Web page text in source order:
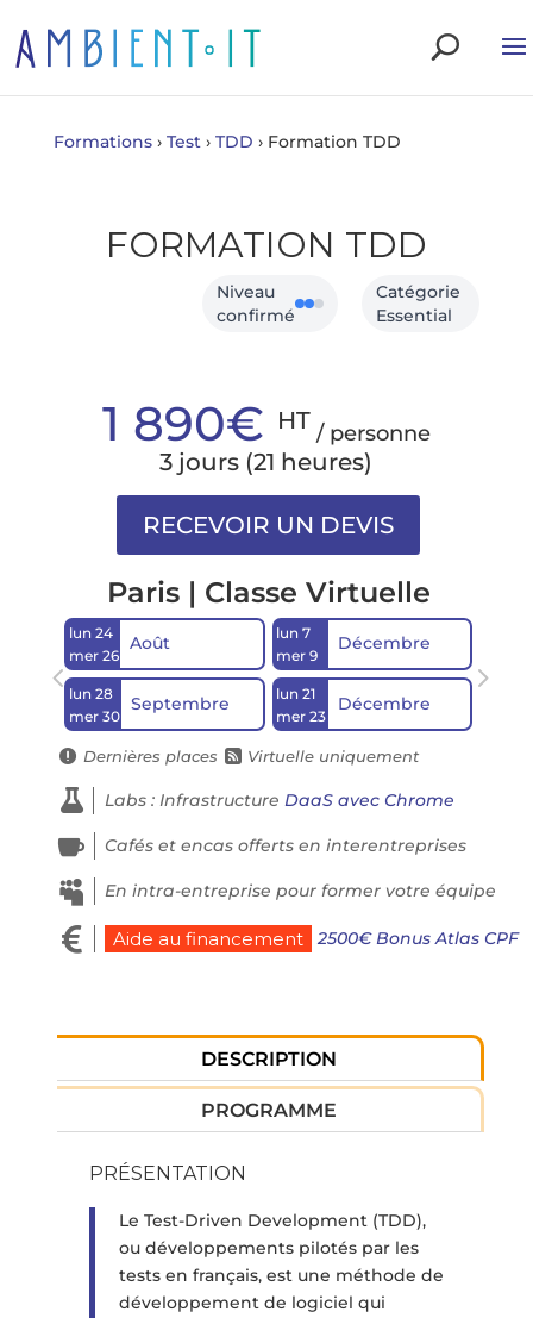
Formations › Test › TDD › Formation TDD
FORMATION TDD
Niveau
confirmé
Catégorie
Essential
1 890€ HT / personne
3 jours (21 heures)
Paris | Classe Virtuelle
lun 24
mer 26
Août
lun 28
mer 30
Septembre
lun 7
mer 9
Décembre
lun 21
mer 23
Décembre
 Dernières places  Virtuelle uniquement
 Labs : Infrastructure DaaS avec Chrome
 Cafés et encas offerts en interentreprises
 En intra-entreprise pour former votre équipe
 Aide au financement 2500€ Bonus Atlas CPF
DESCRIPTION
PROGRAMME
PRÉSENTATION
Le Test-Driven Development (TDD),
ou développements pilotés par les
tests en français, est une méthode de
développement de logiciel qui